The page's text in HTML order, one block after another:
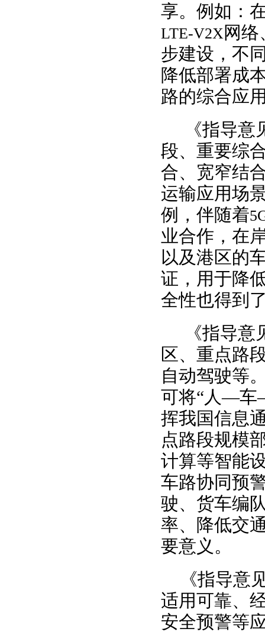
享。例如：
LTE-V2X网
步建设，不
降低部署成
路的综合应
《指导意
段、重要综
合、宽窄结
运输应用场
例，伴随着
业合作，在
以及港区的
证，用于降
全性也得到
《指导意
区、重点路
自动驾驶等
可将“人—车
挥我国信息
点路段规模
计算等智能
车路协同预
驶、货车编
率、降低交
要意义。
《指导意
适用可靠、
安全预警等